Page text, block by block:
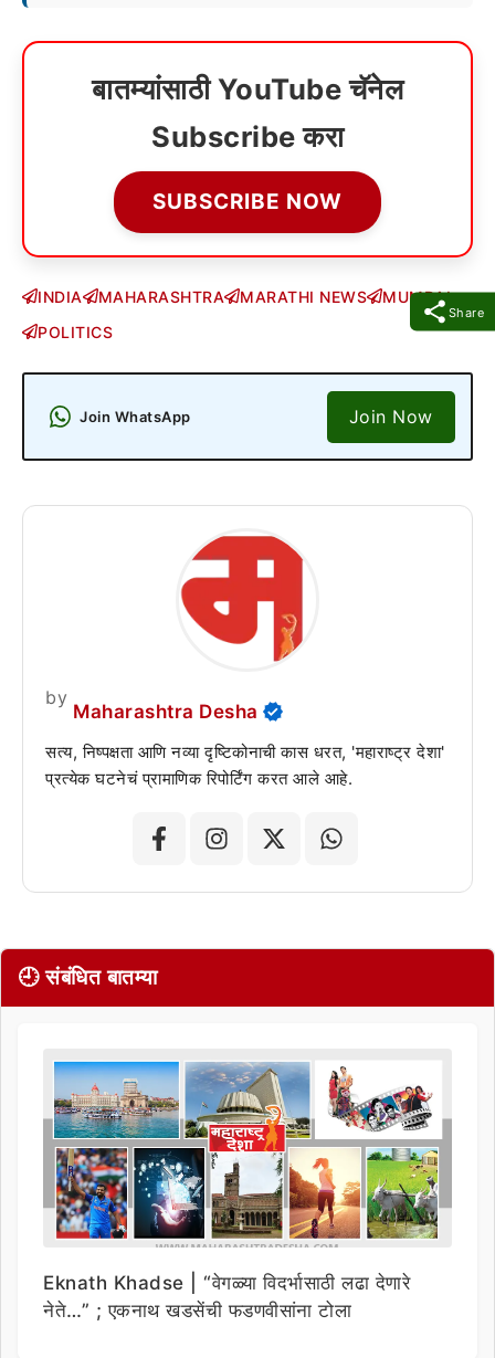
Share
बातम्यांसाठी YouTube चॅनेल
Subscribe करा
SUBSCRIBE NOW
INDIA MAHARASHTRA MARATHI NEWS
MUMBAI
POLITICS
Join WhatsApp Join Now
by
Maharashtra Desha
सत्य, निष्पक्षता आणि नव्या दृष्टिकोनाची कास धरत, 'महाराष्ट्र देशा'
प्रत्येक घटनेचं प्रामाणिक रिपोर्टिंग करत आले आहे.
🕘 संबंधित बातम्या
Eknath Khadse | “वेगळ्या विदर्भासाठी लढा देणारे
नेते…” ; एकनाथ खडसेंची फडणवीसांना टोला